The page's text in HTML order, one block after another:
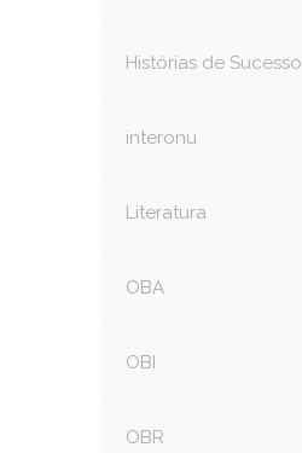
Histórias de Sucesso
interonu
Literatura
OBA
OBI
OBR